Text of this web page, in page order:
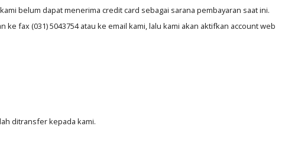
belum dapat menerima credit card sebagai sarana pembayaran saat ini.
fax (031) 5043754 atau ke email kami, lalu kami akan aktifkan account web
ditransfer kepada kami.